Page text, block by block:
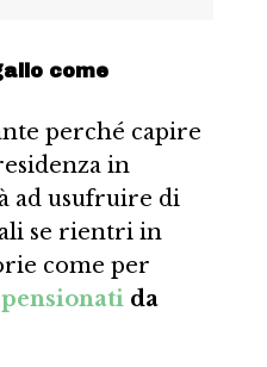
come
perché capire
in
ad usufruire di
se rientri in
come per
pensionatida